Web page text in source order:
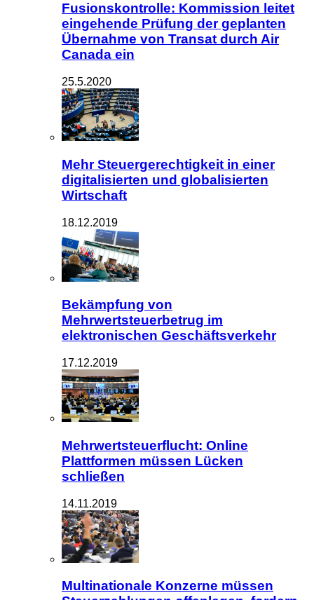
Fusionskontrolle: Kommission leitet
eingehende Prüfung der geplanten
Übernahme von Transat durch Air
Canada ein
25.5.2020
Mehr Steuergerechtigkeit in einer
digitalisierten und globalisierten
Wirtschaft
18.12.2019
Bekämpfung von
Mehrwertsteuerbetrug im
elektronischen Geschäftsverkehr
17.12.2019
Mehrwertsteuerflucht: Online
Plattformen müssen Lücken
schließen
14.11.2019
Multinationale Konzerne müssen